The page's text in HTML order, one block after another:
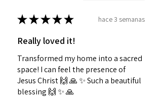
★★★★★ hace 3 semanas
Really loved it!
Transformed my home into a sacred
space! I can feel the presence of
Jesus Christ 🙌 🙏 ✨️ Such a beautiful
blessing 🙌 ✨️ 🙏